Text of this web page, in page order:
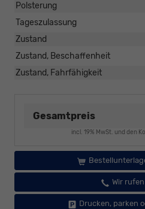
Polsterung
Tageszulassung
Zustand
Zustand, Beschaffenheit
Zustand, Fahrfähigkeit
Gesamtpreis
incl. 19% MwSt. und den
Wir
Drucken, parken